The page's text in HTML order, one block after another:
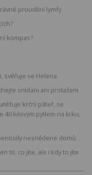
proudění lymfy
kompas?
svěřuje se Helena
snídani ani protažení
krční páteř, se
40 kilovým pytlem na krku,
nesnědené domů
to, co jíte, ale i kdy to jíte